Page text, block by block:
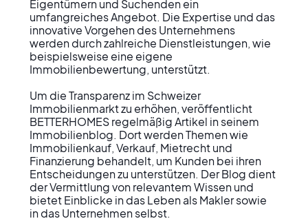
Eigentümern und Suchenden ein
umfangreiches Angebot. Die Expertise und das
innovative Vorgehen des Unternehmens
werden durch zahlreiche Dienstleistungen, wie
beispielsweise eine eigene
Immobilienbewertung, unterstützt.
Um die Transparenz im Schweizer
Immobilienmarkt zu erhöhen, veröffentlicht
BETTERHOMES regelmäßig Artikel in seinem
Immobilienblog. Dort werden Themen wie
Immobilienkauf, Verkauf, Mietrecht und
Finanzierung behandelt, um Kunden bei ihren
Entscheidungen zu unterstützen. Der Blog dient
der Vermittlung von relevantem Wissen und
bietet Einblicke in das Leben als Makler sowie
in das Unternehmen selbst.